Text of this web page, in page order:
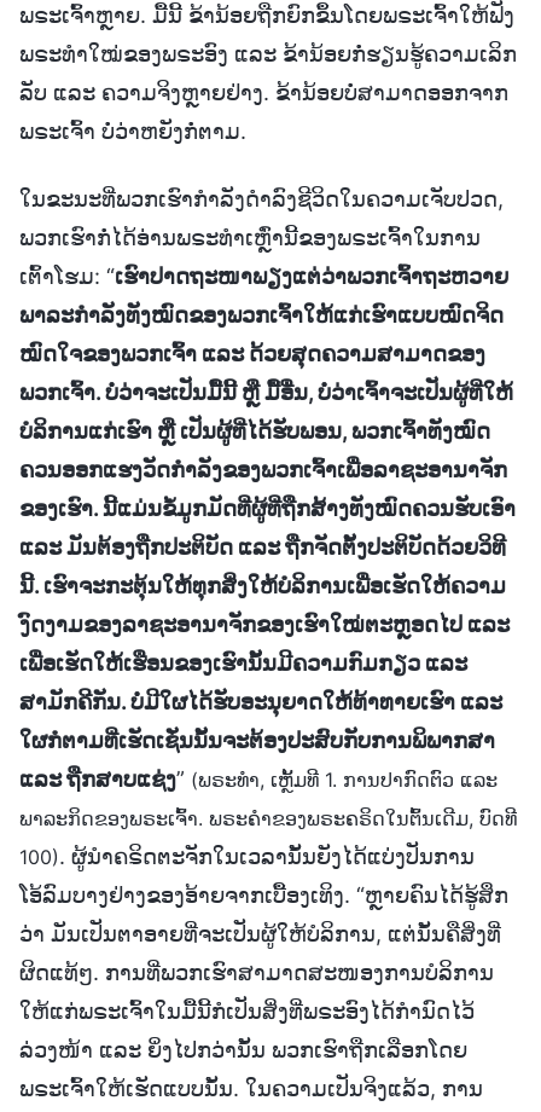
ພຣະເຈົ້າຫຼາຍ. ມື້ນີ້ ຂ້ານ້ອຍຖືກຍົກຂຶ້ນໂດຍພຣະເຈົ້າໃຫ້ຟັງ
ພຣະທຳໃໝ່ຂອງພຣະອົງ ແລະ ຂ້ານ້ອຍກໍ່ຮຽນຮູ້ຄວາມເລິກ
ລັບ ແລະ ຄວາມຈິງຫຼາຍຢ່າງ. ຂ້ານ້ອຍບໍ່ສາມາດອອກຈາກ
ພຣະເຈົ້າ ບໍ່ວ່າຫຍັງກໍ່ຕາມ.
ໃນຂະນະທີ່ພວກເຮົາກຳລັງດຳລົງຊີວິດໃນຄວາມເຈັບປວດ,
ພວກເຮົາກໍ່ໄດ້ອ່ານພຣະທຳເຫຼົ່ານີ້ຂອງພຣະເຈົ້າໃນການ
ເຕົ້າໂຮມ: “ເຮົາປາດຖະໜາພຽງແຕ່ວ່າພວກເຈົ້າຖະຫວາຍ
ພາລະກຳລັງທັງໝົດຂອງພວກເຈົ້າໃຫ້ແກ່ເຮົາແບບໝົດຈິດ
ໝົດໃຈຂອງພວກເຈົ້າ ແລະ ດ້ວຍສຸດຄວາມສາມາດຂອງ
ພວກເຈົ້າ. ບໍ່ວ່າຈະເປັນມື້ນີ້ ຫຼື ມື້ອື່ນ, ບໍ່ວ່າເຈົ້າຈະເປັນຜູ້ທີ່ໃຫ້
ບໍລິການແກ່ເຮົາ ຫຼື ເປັນຜູ້ທີ່ໄດ້ຮັບພອນ, ພວກເຈົ້າທັງໝົດ
ຄວນອອກແຮງວັດກຳລັງຂອງພວກເຈົ້າເພື່ອລາຊະອານາຈັກ
ຂອງເຮົາ. ນີ້ແມ່ນຂໍ້ມູກມັດທີ່ຜູ້ທີ່ຖືກສ້າງທັງໝົດຄວນຮັບເອົາ
ແລະ ມັນຕ້ອງຖືກປະຕິບັດ ແລະ ຖືກຈັດຕັ້ງປະຕິບັດດ້ວຍວິທີ
ນີ້. ເຮົາຈະກະຕຸ້ນໃຫ້ທຸກສິ່ງໃຫ້ບໍລິການເພື່ອເຮັດໃຫ້ຄວາມ
ງົດງາມຂອງລາຊະອານາຈັກຂອງເຮົາໃໝ່ຕະຫຼອດໄປ ແລະ
ເພື່ອເຮັດໃຫ້ເຮືອນຂອງເຮົານັ້ນມີຄວາມກົມກຽວ ແລະ
ສາມັກຄີກັນ. ບໍ່ມີໃຜໄດ້ຮັບອະນຸຍາດໃຫ້ທ້າທາຍເຮົາ ແລະ
ໃຜກໍຕາມທີ່ເຮັດເຊັ່ນນັ້ນຈະຕ້ອງປະສົບກັບການພິພາກສາ
ແລະ ຖືກສາບແຊ່ງ” (ພຣະທຳ, ເຫຼັ້ມທີ 1. ການປາກົດຕົວ ແລະ
ພາລະກິດຂອງພຣະເຈົ້າ. ພຣະຄຳຂອງພຣະຄຣິດໃນຕົ້ນເດີມ, ບົດທີ
100). ຜູ້ນໍາຄຣິດຕະຈັກໃນເວລານັ້ນຍັງໄດ້ແບ່ງປັນການ
ໂອ້ລົມບາງຢ່າງຂອງອ້າຍຈາກເບື້ອງເທິງ. “ຫຼາຍຄົນໄດ້ຮູ້ສຶກ
ວ່າ ມັນເປັນຕາອາຍທີ່ຈະເປັນຜູ້ໃຫ້ບໍລິການ, ແຕ່ນັ້ນຄືສິ່ງທີ່
ຜິດແທ້ໆ. ການທີ່ພວກເຮົາສາມາດສະໜອງການບໍລິການ
ໃຫ້ແກ່ພຣະເຈົ້າໃນມື້ນີ້ກໍເປັນສິ່ງທີ່ພຣະອົງໄດ້ກຳນົດໄວ້
ລ່ວງໜ້າ ແລະ ຍິ່ງໄປກວ່ານັ້ນ ພວກເຮົາຖືກເລືອກໂດຍ
ພຣະເຈົ້າໃຫ້ເຮັດແບບນັ້ນ. ໃນຄວາມເປັນຈິງແລ້ວ, ການ